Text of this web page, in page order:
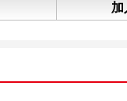
加